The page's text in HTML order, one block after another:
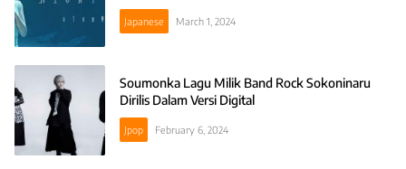
Japanese March 1, 2024
Soumonka Lagu Milik Band Rock Sokoninaru
Dirilis Dalam Versi Digital
Jpop February 6, 2024